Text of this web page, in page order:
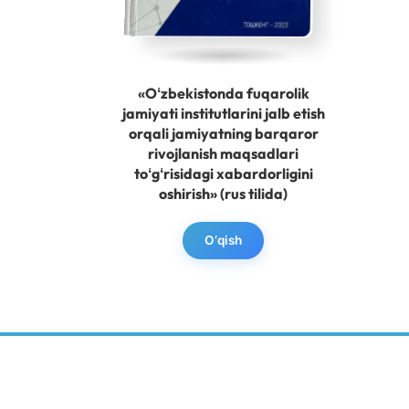
«Oʻzbekistonda fuqarolik
jamiyati institutlarini jalb etish
orqali jamiyatning barqaror
rivojlanish maqsadlari
toʻgʻrisidagi xabardorligini
oshirish» (rus tilida)
O‘qish